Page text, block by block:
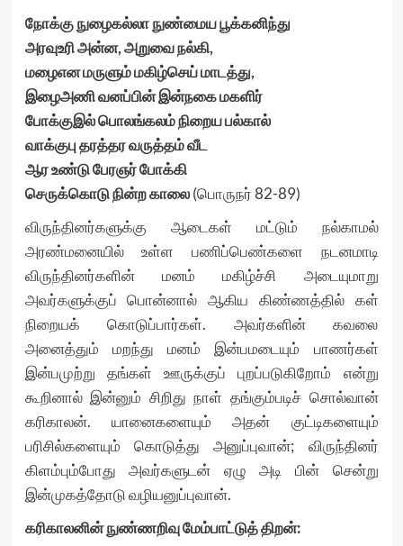
நோக்கு நுழைகல்லா நுண்மைய பூக்கனிந்து
அரவுஉரி அன்ன, அறுவை நல்கி,
மழைஎன மருளும் மகிழ்செய் மாடத்து,
இழைஅணி வனப்பின் இன்நகை மகளிர்
போக்குஇல் பொலங்கலம் நிறைய பல்கால்
வாக்குபு தரத்தர வருத்தம் வீட
ஆர உண்டு பேரஞர் போக்கி
செருக்கொடு நின்ற காலை(பொருநர் 82-89)
விருந்தினர்களுக்கு ஆடைகள் மட்டும் நல்காமல்
அரண்மனையில் உள்ள பணிப்பெண்களை நடனமாடி
விருந்தினர்களின் மனம் மகிழ்ச்சி அடையுமாறு
அவர்களுக்குப் பொன்னால் ஆகிய கிண்ணத்தில் கள்
நிறையக் கொடுப்பார்கள். அவர்களின் கவலை
அனைத்தும் மறந்து மனம் இன்பமடையும் பாணர்கள்
இன்பமுற்று தங்கள் ஊருக்குப் புறப்படுகிறோம் என்று
கூறினால் இன்னும் சிறிது நாள் தங்கும்படிச் சொல்வான்
கரிகாலன். யானைகளையும் அதன் குட்டிகளையும்
பரிசில்களையும் கொடுத்து அனுப்புவான்; விருந்தினர்
கிளம்பும்போது அவர்களுடன் ஏழு அடி பின் சென்று
இன்முகத்தோடு வழியனுப்புவான்.
கரிகாலனின் நுண்ணறிவு மேம்பாட்டுத் திறன்: